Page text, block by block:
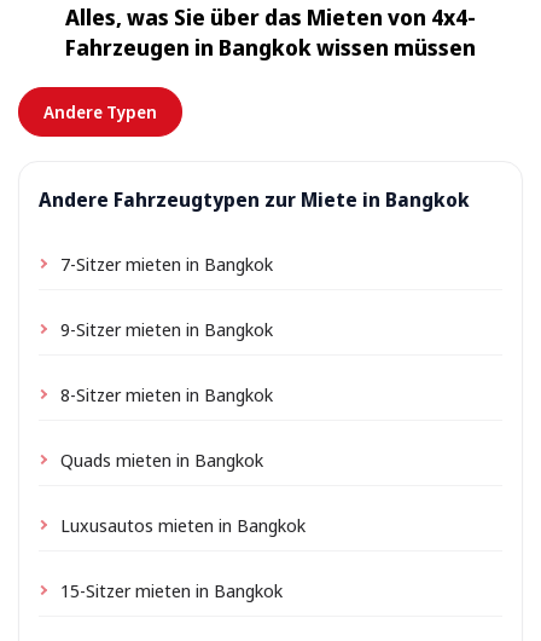
nach Lage kann eine kleine Liefergebühr anfallen, die
immer im Voraus angezeigt wird.
Alles, was Sie über das Mieten von 4x4-
Fahrzeugen in Bangkok wissen müssen
Andere Typen
Andere Fahrzeugtypen zur Miete in Bangkok
7-Sitzer mieten in Bangkok
9-Sitzer mieten in Bangkok
8-Sitzer mieten in Bangkok
Quads mieten in Bangkok
Luxusautos mieten in Bangkok
15-Sitzer mieten in Bangkok